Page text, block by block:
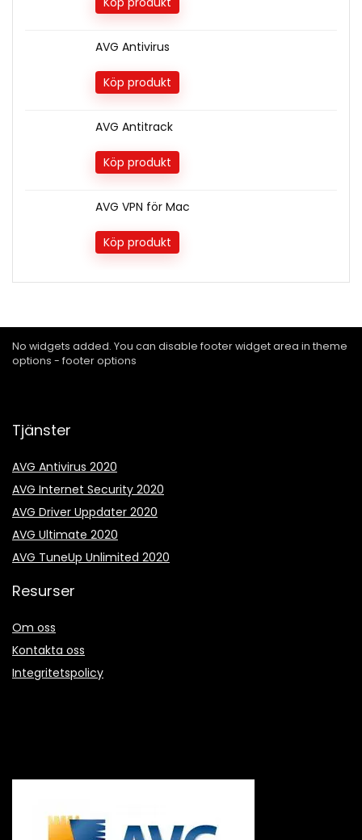
AVG Antivirus
Köp produkt
AVG Antitrack
Köp produkt
AVG VPN för Mac
Köp produkt
No widgets added. You can disable footer widget area in theme
options - footer options
Tjänster
AVG Antivirus 2020
AVG Internet Security 2020
AVG Driver Uppdater 2020
AVG Ultimate 2020
AVG TuneUp Unlimited 2020
Resurser
Om oss
Kontakta oss
Integritetspolicy